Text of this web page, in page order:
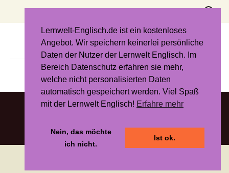
Suchen
Lernwelt-Englisch.de ist ein kostenloses
Angebot. Wir speichern keinerlei persönliche
Daten der Nutzer der Lernwelt Englisch. Im
Bereich Datenschutz erfahren sie mehr,
welche nicht personalisierten Daten
automatisch gespeichert werden. Viel Spaß
mit der Lernwelt Englisch! Erfahre mehr
Nein, das möchte
ich nicht.
Ist ok.